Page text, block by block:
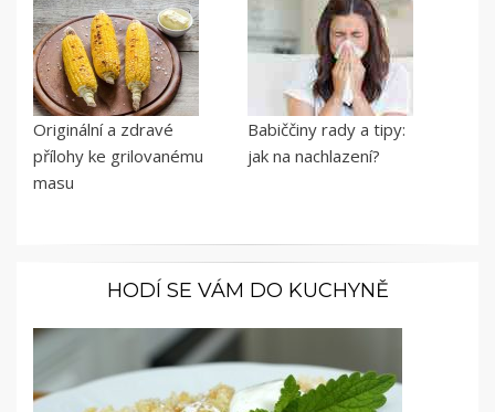
Originální a zdravé
přílohy ke grilovanému
masu
Babiččiny rady a tipy:
jak na nachlazení?
HODÍ SE VÁM DO KUCHYNĚ